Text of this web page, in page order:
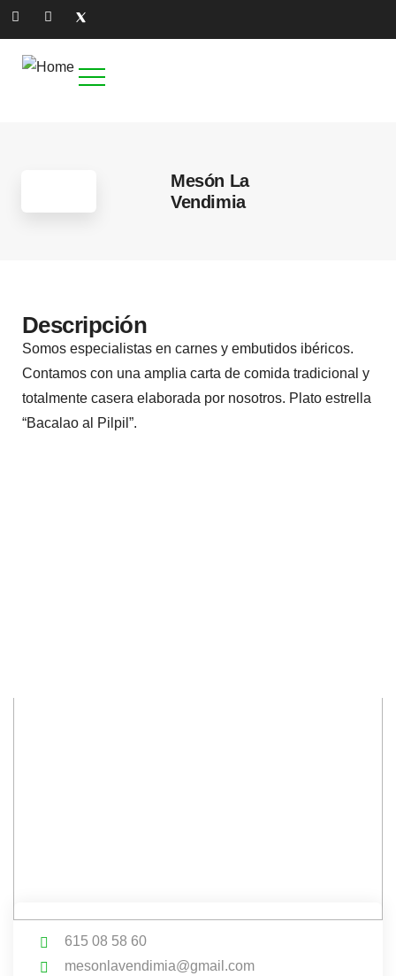
Mesón La
Vendimia
Descripción
Somos especialistas en carnes y embutidos ibéricos.
Contamos con una amplia carta de comida tradicional y
totalmente casera elaborada por nosotros. Plato estrella
“Bacalao al Pilpil”.
615 08 58 60
mesonlavendimia@gmail.com